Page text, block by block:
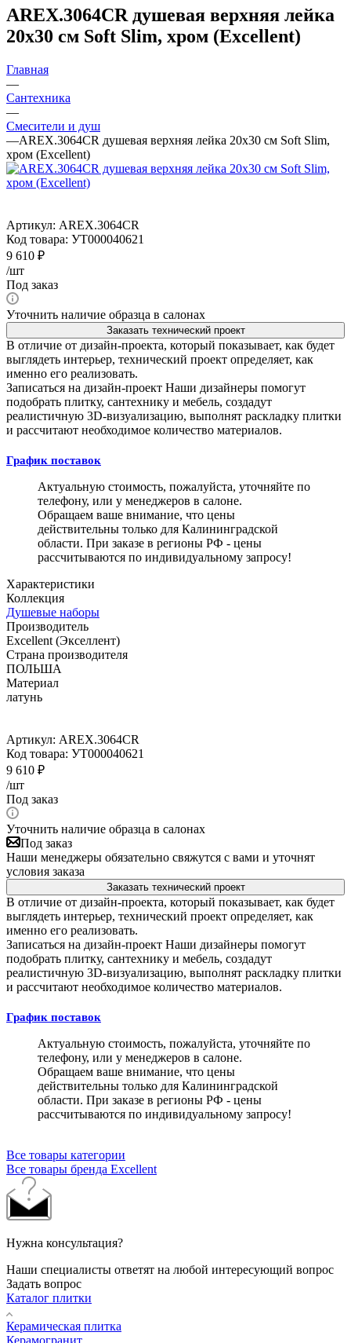
AREX.3064CR душевая верхняя лейка
20х30 см Soft Slim, хром (Excellent)
Главная
—
Сантехника
—
Смесители и душ
—AREX.3064CR душевая верхняя лейка 20х30 см Soft Slim,
хром (Excellent)
Артикул: AREX.3064CR
Код товара: УТ000040621
9 610 ₽
/шт
Под заказ
Уточнить наличие образца в салонах
Заказать технический проект
В отличие от дизайн-проекта, который показывает, как будет
выглядеть интерьер, технический проект определяет, как
именно его реализовать.
Записаться на дизайн-проект Наши дизайнеры помогут
подобрать плитку, сантехнику и мебель, создадут
реалистичную 3D-визуализацию, выполнят раскладку плитки
и рассчитают необходимое количество материалов.
График поставок
Актуальную стоимость, пожалуйста, уточняйте по
телефону, или у менеджеров в салоне.
Обращаем ваше внимание, что цены
действительны только для Калининградской
области. При заказе в регионы РФ - цены
рассчитываются по индивидуальному запросу!
Характеристики
Коллекция
Душевые наборы
Производитель
Excellent (Экселлент)
Страна производителя
ПОЛЬША
Материал
латунь
Артикул: AREX.3064CR
Код товара: УТ000040621
9 610 ₽
/шт
Под заказ
Уточнить наличие образца в салонах
Под заказ
Наши менеджеры обязательно свяжутся с вами и уточнят
условия заказа
Заказать технический проект
В отличие от дизайн-проекта, который показывает, как будет
выглядеть интерьер, технический проект определяет, как
именно его реализовать.
Записаться на дизайн-проект Наши дизайнеры помогут
подобрать плитку, сантехнику и мебель, создадут
реалистичную 3D-визуализацию, выполнят раскладку плитки
и рассчитают необходимое количество материалов.
График поставок
Актуальную стоимость, пожалуйста, уточняйте по
телефону, или у менеджеров в салоне.
Обращаем ваше внимание, что цены
действительны только для Калининградской
области. При заказе в регионы РФ - цены
рассчитываются по индивидуальному запросу!
Все товары категории
Все товары бренда Excellent
Нужна консультация?
Наши специалисты ответят на любой интересующий вопрос
Задать вопрос
Каталог плитки
Керамическая плитка
Керамогранит